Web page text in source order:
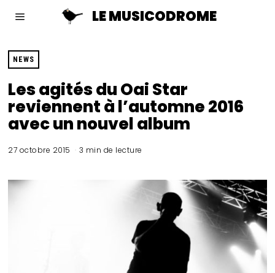
LE MUSICODROME
NEWS
Les agités du Oai Star
reviennent à l’automne 2016
avec un nouvel album
27 octobre 2015 3 min de lecture